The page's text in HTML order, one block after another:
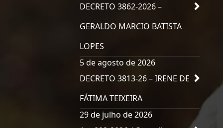
DECRETO 3862-2026 –
GERALDO MARCIO BATISTA
LOPES
5 de agosto de 2026
DECRETO 3813-26 – IRENE DE
FÁTIMA TEIXEIRA
29 de julho de 2026